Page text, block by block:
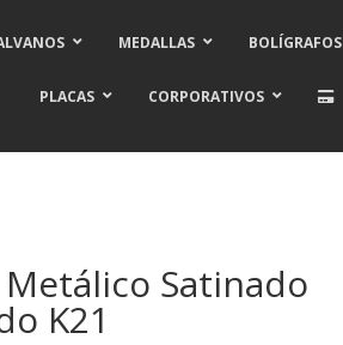
MEDALLAS BOLÍGRAFOS
PLACAS CORPORATIVOS
Satinado
K21